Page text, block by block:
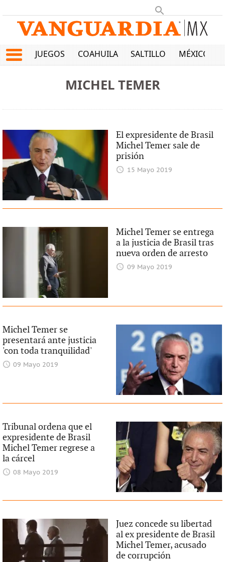
JUEGOS COAHUILA SALTILLO MÉXICO
MICHEL TEMER
El expresidente de Brasil
Michel Temer sale de
prisión
15 Mayo 2019
Michel Temer se entrega
a la justicia de Brasil tras
nueva orden de arresto
09 Mayo 2019
Michel Temer se
presentará ante justicia
'con toda tranquilidad'
09 Mayo 2019
Tribunal ordena que el
expresidente de Brasil
Michel Temer regrese a
la cárcel
08 Mayo 2019
Juez concede su libertad
al ex presidente de Brasil
Michel Temer, acusado
de corrupción